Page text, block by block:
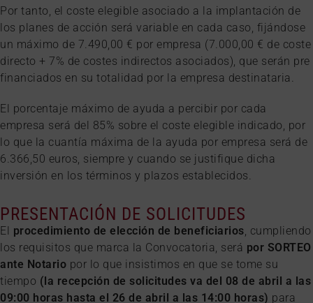
Por tanto, el coste elegible asociado a la implantación de
los planes de acción será variable en cada caso, fijándose
un máximo de 7.490,00 € por empresa (7.000,00 € de coste
directo + 7% de costes indirectos asociados), que serán pre
financiados en su totalidad por la empresa destinataria.
El porcentaje máximo de ayuda a percibir por cada
empresa será del 85% sobre el coste elegible indicado, por
lo que la cuantía máxima de la ayuda por empresa será de
6.366,50 euros, siempre y cuando se justifique dicha
inversión en los términos y plazos establecidos.
PRESENTACIÓN DE SOLICITUDES
El procedimiento de elección de beneficiarios, cumpliendo
los requisitos que marca la Convocatoria, será por SORTEO
ante Notario por lo que insistimos en que se tome su
tiempo (la recepción de solicitudes va del 08 de abril a las
09:00 horas hasta el 26 de abril a las 14:00 horas) para